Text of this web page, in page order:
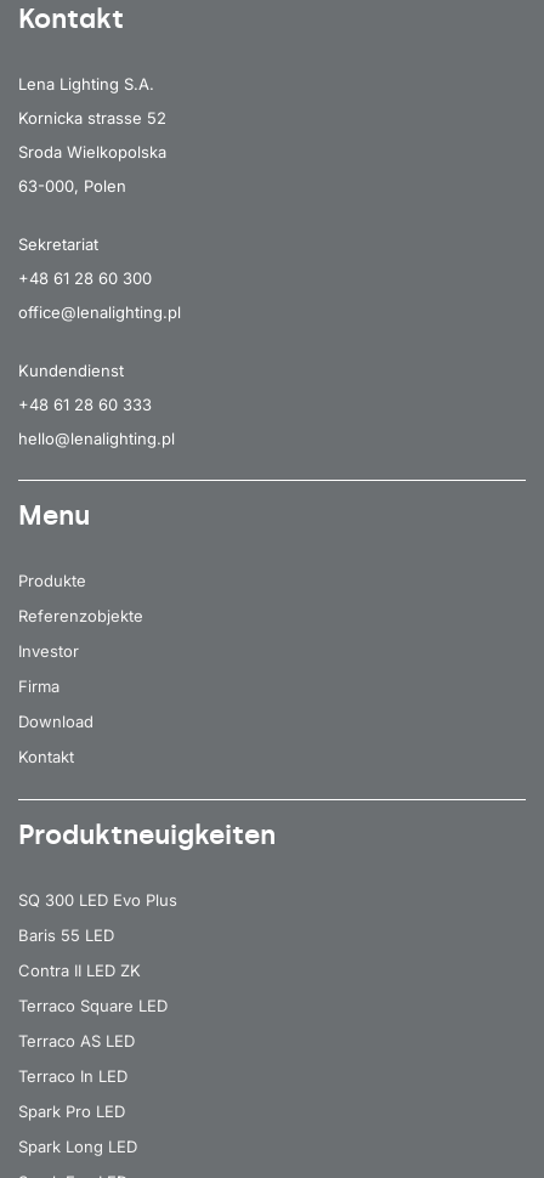
Kontakt
Lena Lighting S.A.
Kornicka strasse 52
Sroda Wielkopolska
63-000, Polen
Sekretariat
+48 61 28 60 300
office@lenalighting.pl
Kundendienst
+48 61 28 60 333
hello@lenalighting.pl
Menu
Produkte
Referenzobjekte
Investor
Firma
Download
Kontakt
Produktneuigkeiten
SQ 300 LED Evo Plus
Baris 55 LED
Contra II LED ZK
Terraco Square LED
Terraco AS LED
Terraco In LED
Spark Pro LED
Spark Long LED